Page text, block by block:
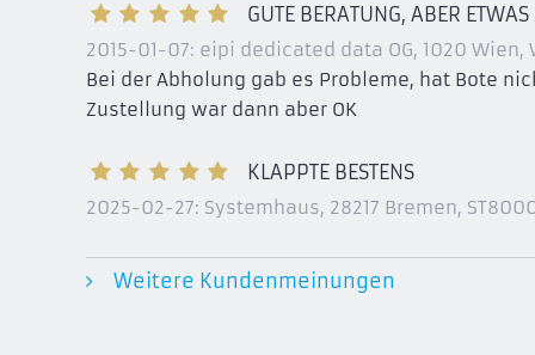
GUTE BERATUNG, ABER
2015-01-07: eipi dedicated data OG, 1020 Wien,
Bei der Abholung gab es Probleme, hat Bote
Zustellung war dann aber OK
KLAPPTE BESTENS
2025-02-27: Systemhaus, 28217 Bremen,
Weitere Kundenmeinungen